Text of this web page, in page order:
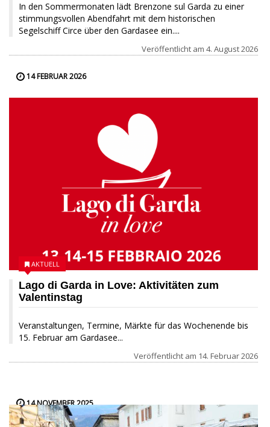
In den Sommermonaten lädt Brenzone sul Garda zu einer
stimmungsvollen Abendfahrt mit dem historischen
Segelschiff Circe über den Gardasee ein....
Veröffentlicht am 4. August 2026
14 FEBRUAR 2026
Lago di Garda in Love: Aktivitäten zum
Valentinstag
Veranstaltungen, Termine, Märkte für das Wochenende bis
15. Februar am Gardasee...
AKTUELL
Veröffentlicht am 14. Februar 2026
14 NOVEMBER 2025